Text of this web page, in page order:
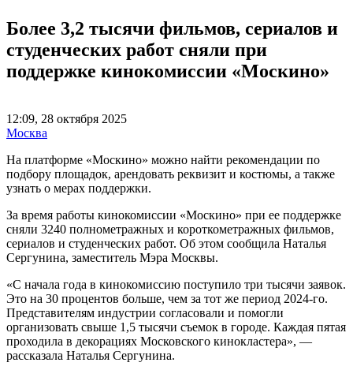
Более 3,2 тысячи фильмов, сериалов и
студенческих работ сняли при
поддержке кинокомиссии «Москино»
12:09, 28 октября 2025
Москва
На платформе «Москино» можно найти рекомендации по
подбору площадок, арендовать реквизит и костюмы, а также
узнать о мерах поддержки.
За время работы кинокомиссии «Москино» при ее поддержке
сняли 3240 полнометражных и короткометражных фильмов,
сериалов и студенческих работ. Об этом сообщила Наталья
Сергунина, заместитель Мэра Москвы.
«С начала года в кинокомиссию поступило три тысячи заявок.
Это на 30 процентов больше, чем за тот же период 2024-го.
Представителям индустрии согласовали и помогли
организовать свыше 1,5 тысячи съемок в городе. Каждая пятая
проходила в декорациях Московского кинокластера», —
рассказала Наталья Сергунина.